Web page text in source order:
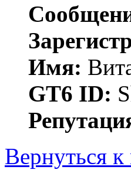
Имя:
GT6 ID:
Вернуться к